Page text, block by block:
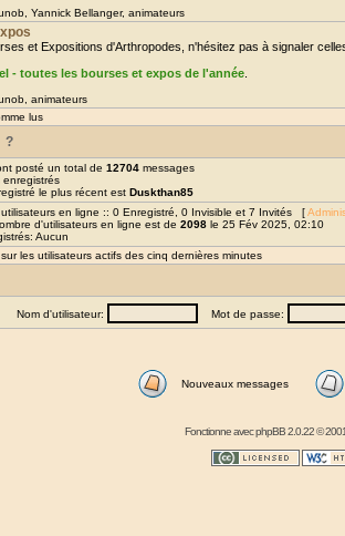
Yannick Bellanger, animateurs
et Expositions d'Arthropodes, n'hésitez pas à signaler
- toutes les bourses et expos de l'année
animateurs
lus
?
posté un total de 12704 messages
enregistrés
le plus récent est Duskthan85
utilisateurs en ligne :: 0 Enregistré, 0 Invisible et 7 Invités [
d'utilisateurs en ligne est de 2098 le 25 Fév 2025, 02:10
Aucun
les utilisateurs actifs des cinq dernières minutes
Nom d'utilisateur: Mot de passe:
Nouveaux messages
Fonctionne avecphpBB2.0.22 ©